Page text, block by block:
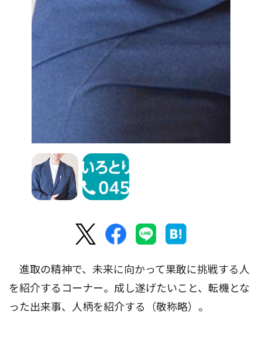
進取の精神で、未来に向かって果敢に挑戦する人
を紹介するコーナー。成し遂げたいこと、転機とな
った出来事、人柄を紹介する（敬称略）。